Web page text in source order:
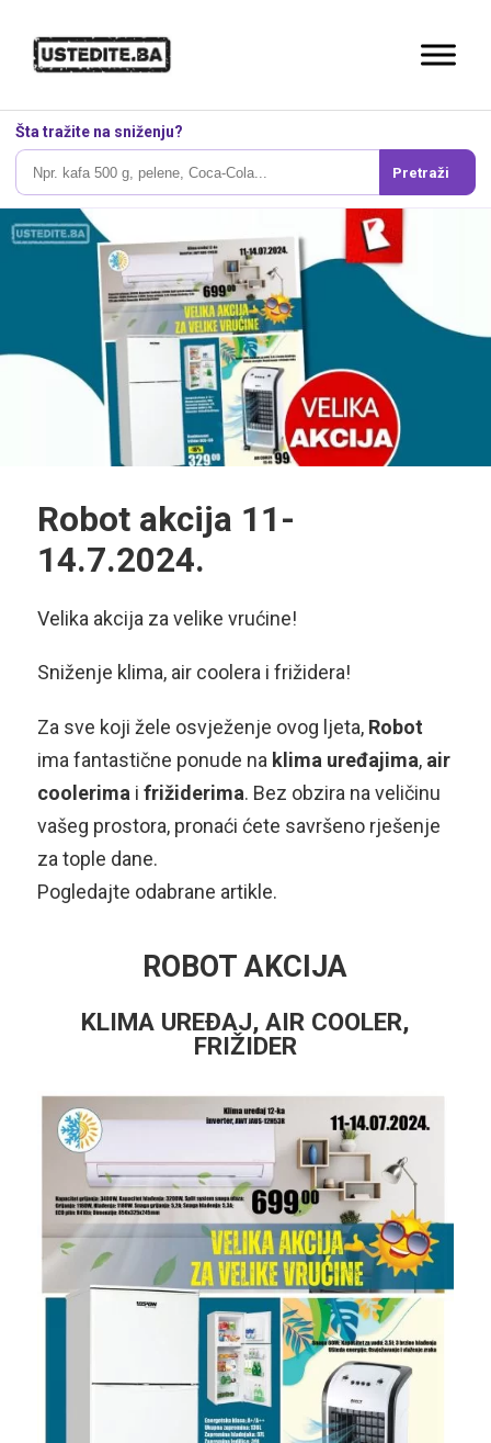
Šta tražite na sniženju?
Pretraži
Robot akcija 11-
14.7.2024.
Velika akcija za velike vrućine!
Sniženje klima, air coolera i frižidera!
Za sve koji žele osvježenje ovog ljeta, Robot
ima fantastične ponude na klima uređajima, air
coolerima i frižiderima. Bez obzira na veličinu
vašeg prostora, pronaći ćete savršeno rješenje
za tople dane.
Pogledajte odabrane artikle.
ROBOT AKCIJA
KLIMA UREĐAJ, AIR COOLER,
FRIŽIDER